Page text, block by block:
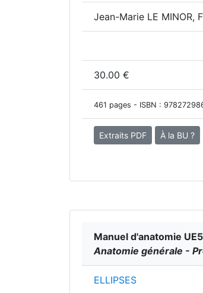
Jean-Marie LE MINOR,
30.00 €
461 pages - ISBN :
Extraits PDF À la BU ?
Manuel d'anatomie UE5
Anatomie générale -
ELLIPSES